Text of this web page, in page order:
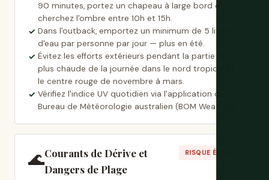
90 minutes, portez un chapeau à large bord et
cherchez l'ombre entre 10h et 15h.
Dans l'outback, emportez un minimum de 5 litres
d'eau par personne par jour — plus en été.
Évitez les efforts extérieurs pendant la partie la
plus chaude de la journée dans le nord tropical et
le centre rouge de novembre à mars.
Vérifiez l'indice UV quotidien via l'application du
Bureau de Météorologie australien (BOM Weather).
🌊Courants de Dérive et
Dangers de Plage
RISQUE ÉLEVÉ